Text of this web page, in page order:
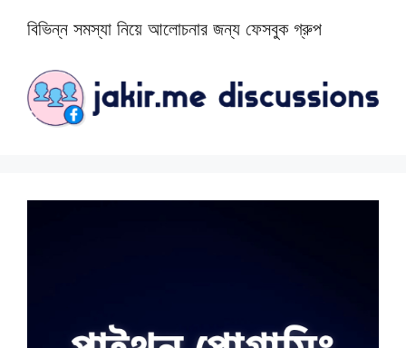
বিভিন্ন সমস্যা নিয়ে আলোচনার জন্য ফেসবুক গ্রুপ